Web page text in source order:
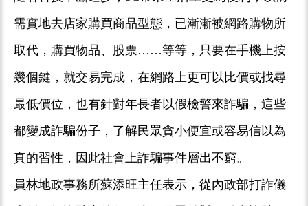
需實地去店家購買商品型態，已漸漸被網路購物所
取代，購買物品、股票……等等，只要在手機上按
幾個鍵，就交易完成，在網路上更可以比價或找尋
最低價位，也有針對年長者以假檢警來詐騙，這些
都變成詐騙份子，了解民眾貪小便宜或容易信以為
真的習性，因此社會上詐騙事件層出不窮。
員林地政事務所蘇添旺主任表示，從內政部打詐儀